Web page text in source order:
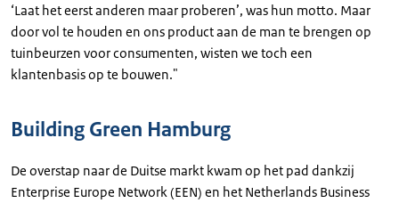
‘Laat het eerst anderen maar proberen’, was hun motto. Maar
door vol te houden en ons product aan de man te brengen op
tuinbeurzen voor consumenten, wisten we toch een
klantenbasis op te bouwen."
Building Green Hamburg
De overstap naar de Duitse markt kwam op het pad dankzij
Enterprise Europe Network (EEN) en het Netherlands Business